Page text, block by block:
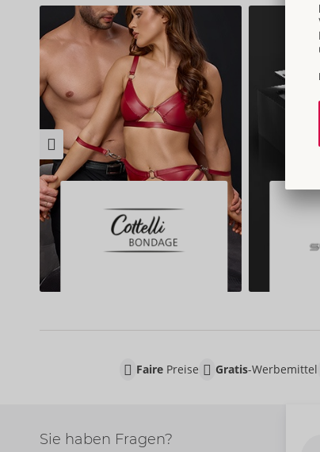
FairePreise Gratis-Werbemittel
Sie haben Fragen?